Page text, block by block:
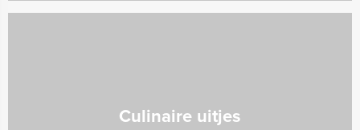
Culinaire uitjes